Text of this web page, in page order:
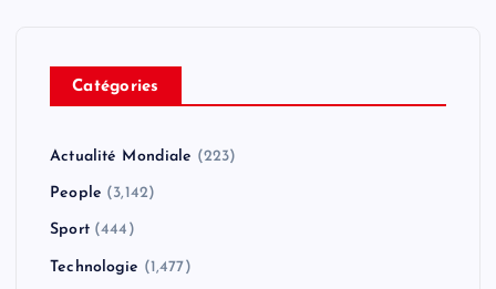
Catégories
Actualité Mondiale (223)
People (3,142)
Sport(444)
Technologie (1,477)